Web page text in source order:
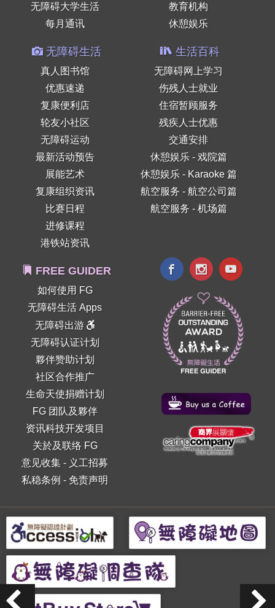
无障碍大学生活
每月通讯
教育机构
休憩娱乐
无障碍生活
真人图书馆
优惠速递
复康便利店
轮友小社区
无障碍运动
最新活动预告
展能艺术
复康组织资讯
比赛日程
进修课程
港铁站资讯
生活百科
无障碍网上学习
伤残人士就业
住宿暂顾服务
残疾人士优惠
交通安排
休憩娱乐 - 戏院篇
休憩娱乐 - Karaoke 篇
航空服务 - 航空公司篇
航空服务 - 机场篇
FREE GUIDER
如何使用 FG
无障碍生活 Apps
无障碍出游
无障碍认证计划
夥伴赞助计划
社区合作推广
生命天使捐赠计划
FG 团队及夥伴
资讯科技开发项目
关於及联络 FG
意见收集 - 义工招募
私稳条例 - 免责声明